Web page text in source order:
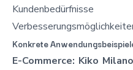
Konkrete
E-Commerce: Kiko Milano